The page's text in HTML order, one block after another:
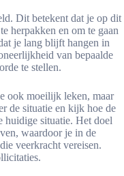
Dit betekent dat je op dit
herpakken en om te gaan
je lang blijft hangen in
van bepaalde
te stellen.
ook moeilijk leken, maar
de situatie en kijk hoe de
huidige situatie. Het doel
waardoor je in de
veerkracht vereisen.